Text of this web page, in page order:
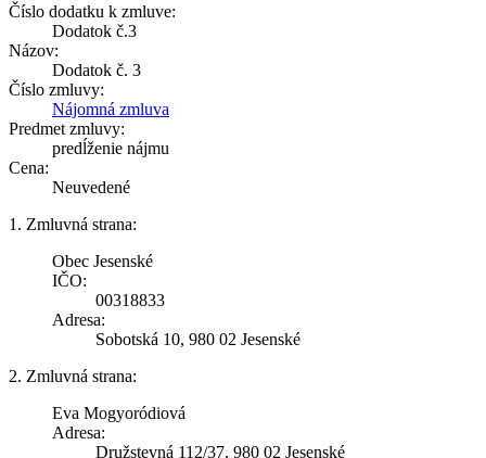
Číslo dodatku k zmluve:
Dodatok č.3
Názov:
Dodatok č. 3
Číslo zmluvy:
Nájomná zmluva
Predmet zmluvy:
predĺženie nájmu
Cena:
Neuvedené
1. Zmluvná strana:
Obec Jesenské
IČO:
00318833
Adresa:
Sobotská 10, 980 02 Jesenské
2. Zmluvná strana:
Eva Mogyoródiová
Adresa:
Družstevná 112/37, 980 02 Jesenské